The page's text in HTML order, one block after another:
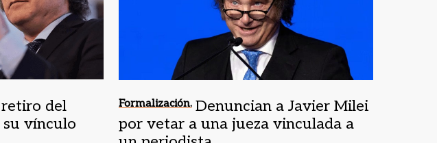
del
vínculo
Formalización. Denuncian a Javier Milei
por vetar a una jueza vinculada a